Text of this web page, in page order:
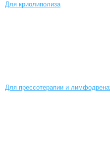
Для криолиполиза
Для прессотерапии и